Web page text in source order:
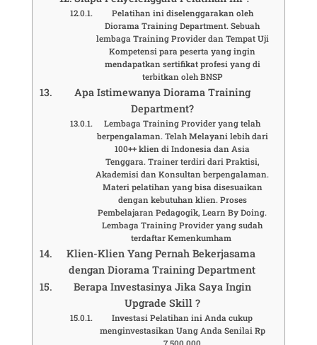
Pelatihan ini diselenggarakan oleh
Diorama Training Department. Sebuah
lembaga Training Provider dan Tempat Uji
Kompetensi para peserta yang ingin
mendapatkan sertifikat profesi yang di
terbitkan oleh BNSP
Apa Istimewanya Diorama Training
Department?
Lembaga Training Provider yang telah
berpengalaman. Telah Melayani lebih dari
100++ klien di Indonesia dan Asia
Tenggara. Trainer terdiri dari Praktisi,
Akademisi dan Konsultan berpengalaman.
Materi pelatihan yang bisa disesuaikan
dengan kebutuhan klien. Proses
Pembelajaran Pedagogik, Learn By Doing.
Lembaga Training Provider yang sudah
terdaftar Kemenkumham
Klien-Klien Yang Pernah Bekerjasama
dengan Diorama Training Department
Berapa Investasinya Jika Saya Ingin
Upgrade Skill ?
Investasi Pelatihan ini Anda cukup
menginvestasikan Uang Anda Senilai Rp